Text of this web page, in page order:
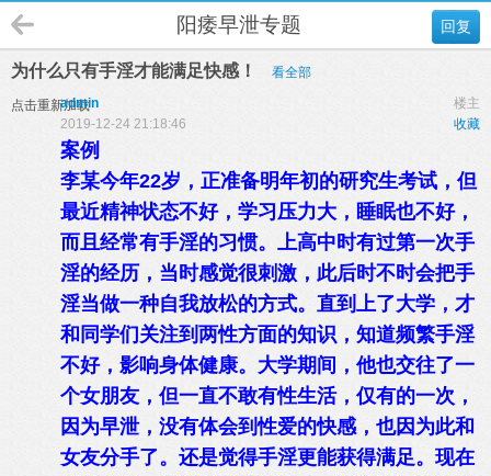
回复
阳痿早泄专题
为什么只有手淫才能满足快感！ 看全部
点击重新加载 楼主
admin
收藏
2019-12-24 21:18:46
案例
李某今年22岁，正准备明年初的研究生考试，但
最近精神状态不好，学习压力大，睡眠也不好，
而且经常有手淫的习惯。上高中时有过第一次手
淫的经历，当时感觉很刺激，此后时不时会把手
淫当做一种自我放松的方式。直到上了大学，才
和同学们关注到两性方面的知识，知道频繁手淫
不好，影响身体健康。大学期间，他也交往了一
个女朋友，但一直不敢有性生活，仅有的一次，
因为早泄，没有体会到性爱的快感，也因为此和
女友分手了。还是觉得手淫更能获得满足。现在